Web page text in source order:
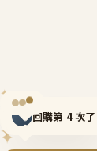
✦
✦
✦
回購第 4 次了